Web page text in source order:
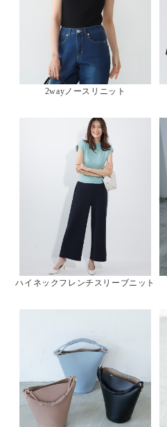
2wayノースリニット
ハイネックフレンチスリーブニット